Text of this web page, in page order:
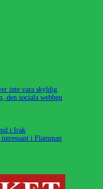
inte vara skyldig
den sociala webben
i Irak
i Flamman